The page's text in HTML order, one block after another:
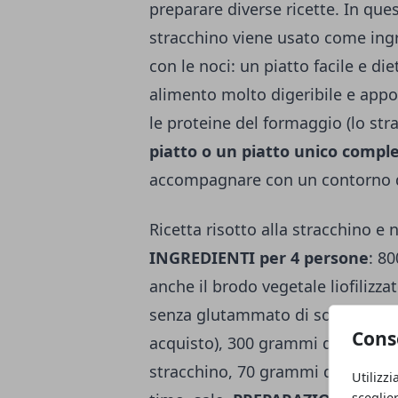
preparare diverse ricette. In
stracchino viene usato come
con le noci: un piatto facile e
alimento molto digeribile e
le proteine del formaggio (lo
piatto o un piatto unico
accompagnare con un contorno
Ricetta risotto alla stracchino e
INGREDIENTI per 4 persone:
anche il brodo vegetale
senza glutammato di sodio:
acquisto), 300 grammi di riso,
stracchino, 70 grammi di noci